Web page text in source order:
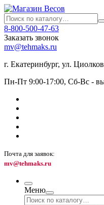
8-800-500-47-63
Заказать звонок
mv@tehmaks.ru
г. Екатеринбург, ул.
Пн-Пт 9:00-17:00, Сб-Вс -
Почта для заявок:
mv@tehmaks.ru
Меню